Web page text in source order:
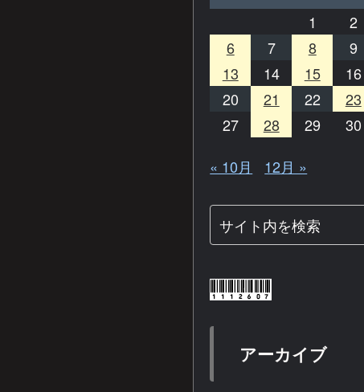
1
2
6
7 8 9
13
14 15 16
20
21 22 23
27
28 29
30
« 10月
12月 »
アーカイブ